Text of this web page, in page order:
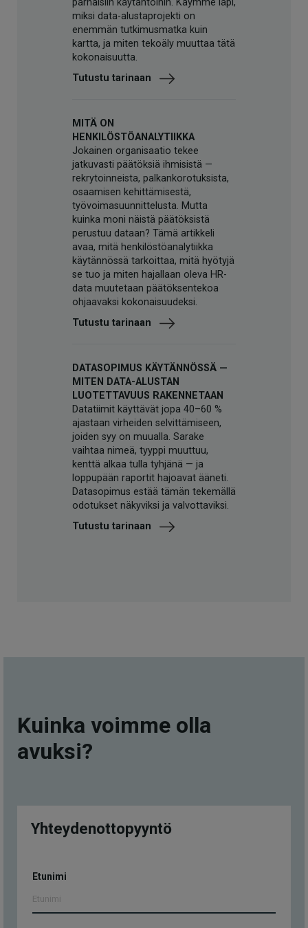
parhaisiin käytäntöihin. Käymme läpi,
miksi data-alustaprojekti on
enemmän tutkimusmatka kuin
kartta, ja miten tekoäly muuttaa tätä
kokonaisuutta.
Tutustu tarinaan
MITÄ ON
HENKILÖSTÖANALYTIIKKA
Jokainen organisaatio tekee
jatkuvasti päätöksiä ihmisistä —
rekrytoinneista, palkankorotuksista,
osaamisen kehittämisestä,
työvoimasuunnittelusta. Mutta
kuinka moni näistä päätöksistä
perustuu dataan? Tämä artikkeli
avaa, mitä henkilöstöanalytiikka
käytännössä tarkoittaa, mitä hyötyjä
se tuo ja miten hajallaan oleva HR-
data muutetaan päätöksentekoa
ohjaavaksi kokonaisuudeksi.
Tutustu tarinaan
DATASOPIMUS KÄYTÄNNÖSSÄ —
MITEN DATA-ALUSTAN
LUOTETTAVUUS RAKENNETAAN
Datatiimit käyttävät jopa 40–60 %
ajastaan virheiden selvittämiseen,
joiden syy on muualla. Sarake
vaihtaa nimeä, tyyppi muuttuu,
kenttä alkaa tulla tyhjänä — ja
loppupään raportit hajoavat ääneti.
Datasopimus estää tämän tekemällä
odotukset näkyviksi ja valvottaviksi.
Tutustu tarinaan
Kuinka voimme olla
avuksi?
Yhteydenottopyyntö
Yhteydenottopyyntö
Etunimi